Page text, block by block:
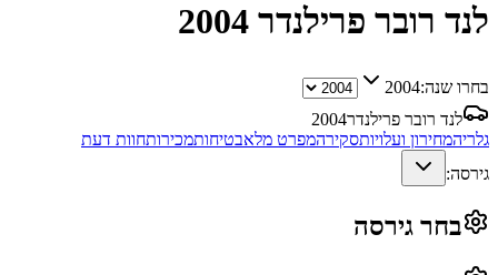
לנד רובר פרילנדר 2004
בחרו שנה:2004
לנד רובר פרילנדר2004
גלריהמחירון ועלויותסקירהמפרט מלאבטיחותמכירותחוות דעת
גירסה:
בחר גירסה